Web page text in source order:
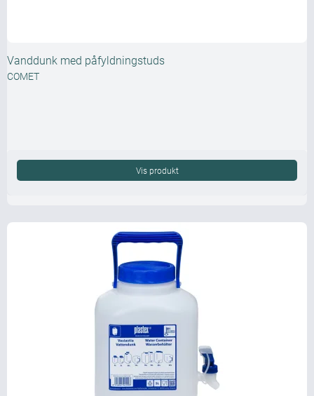
Vanddunk med påfyldningstuds
COMET
Vis produkt